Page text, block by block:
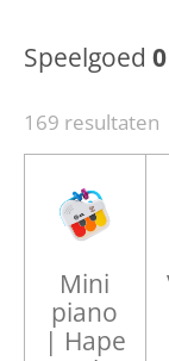
Speelgoed
169 resultaten
Mini
piano
| Hape